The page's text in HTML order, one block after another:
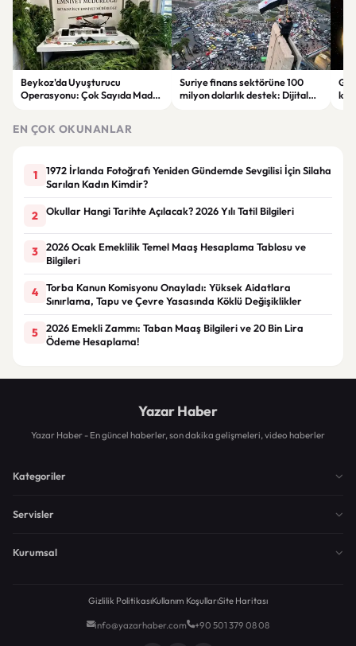
Beykoz'da Uyuşturucu
Operasyonu: Çok Sayıda Madde
Suriye finans sektörüne 100
milyon dolarlık destek: Dijital
EN ÇOK OKUNANLAR
1
1972 İrlanda Fotoğrafı Yeniden Gündemde Sevgilisi İçin Silaha
Sarılan Kadın Kimdir?
2 Okullar Hangi Tarihte Açılacak? 2026 Yılı Tatil Bilgileri
3
2026 Ocak Emeklilik Temel Maaş Hesaplama Tablosu ve
Bilgileri
4
Torba Kanun Komisyonu Onayladı: Yüksek Aidatlara
Sınırlama, Tapu ve Çevre Yasasında Köklü Değişiklikler
5
2026 Emekli Zammı: Taban Maaş Bilgileri ve 20 Bin Lira
Ödeme Hesaplama!
Yazar Haber
Yazar Haber - En güncel haberler, son dakika gelişmeleri, video haberler
Kategoriler
Servisler
Kurumsal
Gizlilik PolitikasıKullanım KoşullarıSite Haritası
info@yazarhaber.com +90 501 379 08 08